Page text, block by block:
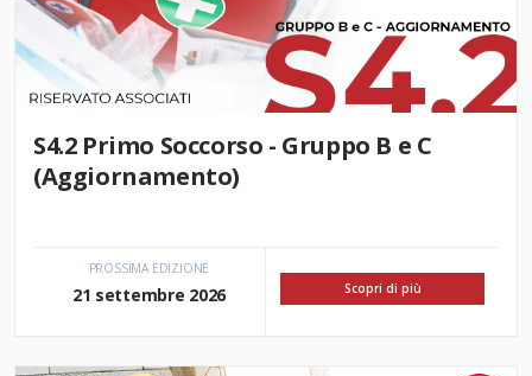
S4.2 Primo Soccorso - Gruppo B e C
(Aggiornamento)
PROSSIMA EDIZIONE
21 settembre 2026 Scopri di più